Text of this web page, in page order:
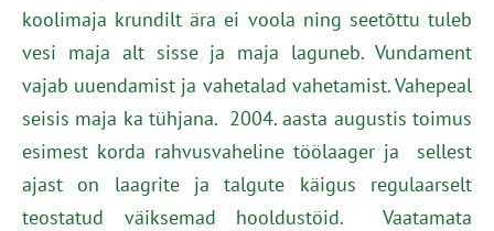
koolimaja krundilt ära ei voola ning seetõttu tuleb
vesi maja alt sisse ja maja laguneb. Vundament
vajab uuendamist ja vahetalad vahetamist. Vahepeal
seisis maja ka tühjana. 2004. aasta augustis toimus
esimest korda rahvusvaheline töölaager ja sellest
ajast on laagrite ja talgute käigus regulaarselt
teostatud väiksemad hooldustöid. Vaatamata